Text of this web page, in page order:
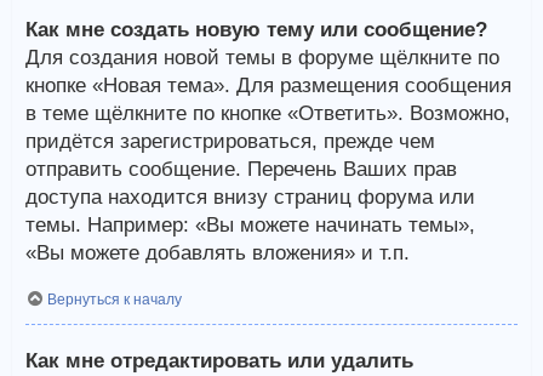
Как мне создать новую тему или сообщение?
Для создания новой темы в форуме щёлкните по
кнопке «Новая тема». Для размещения сообщения
в теме щёлкните по кнопке «Ответить». Возможно,
придётся зарегистрироваться, прежде чем
отправить сообщение. Перечень Ваших прав
доступа находится внизу страниц форума или
темы. Например: «Вы можете начинать темы»,
«Вы можете добавлять вложения» и т.п.
Вернуться к началу
Как мне отредактировать или удалить